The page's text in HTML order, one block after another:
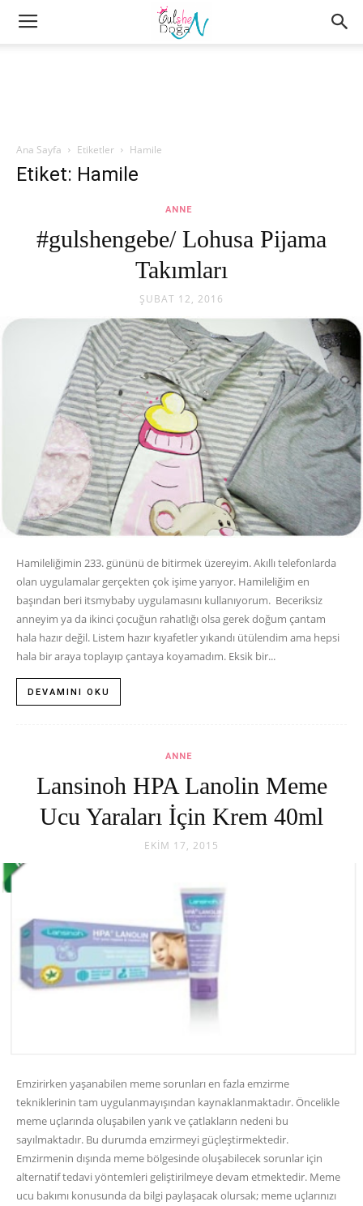
Ana Sayfa Etiketler Hamile
Etiket: Hamile
ANNE
#gulshengebe/ Lohusa Pijama
Takımları
ŞUBAT 12, 2016
Hamileliğimin 233. gününü de bitirmek üzereyim. Akıllı telefonlarda
olan uygulamalar gerçekten çok işime yarıyor. Hamileliğim en
başından beri itsmybaby uygulamasını kullanıyorum. Beceriksiz
anneyim ya da ikinci çocuğun rahatlığı olsa gerek doğum çantam
hala hazır değil. Listem hazır kıyafetler yıkandı ütülendim ama hepsi
hala bir araya toplayıp çantaya koyamadım. Eksik bir...
DEVAMINI OKU
ANNE
Lansinoh HPA Lanolin Meme
Ucu Yaraları İçin Krem 40ml
EKIM 17, 2015
Emzirirken yaşanabilen meme sorunları en fazla emzirme
tekniklerinin tam uygulanmayışından kaynaklanmaktadır. Öncelikle
meme uçlarında oluşabilen yarık ve çatlakların nedeni bu
sayılmaktadır. Bu durumda emzirmeyi güçleştirmektedir.
Emzirmenin dışında meme bölgesinde oluşabilecek sorunlar için
alternatif tedavi yöntemleri geliştirilmeye devam etmektedir. Meme
ucu bakımı konusunda da bilgi paylaşacak olursak; meme uçlarınızı